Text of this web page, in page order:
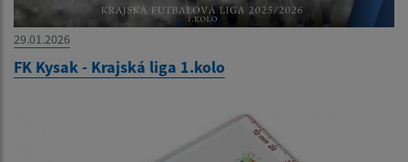
29.01.2026
FK Kysak - Krajská liga 1.kolo